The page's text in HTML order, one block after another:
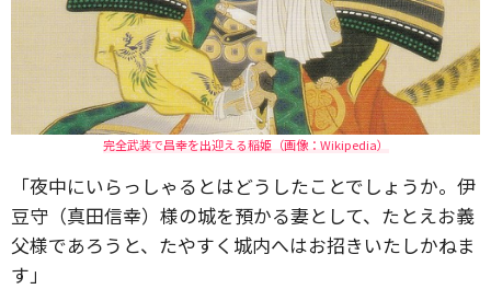
完全武装で昌幸を出迎える稲姫（画像：Wikipedia）
「夜中にいらっしゃるとはどうしたことでしょうか。伊
豆守（真田信幸）様の城を預かる妻として、たとえお義
父様であろうと、たやすく城内へはお招きいたしかねま
す」